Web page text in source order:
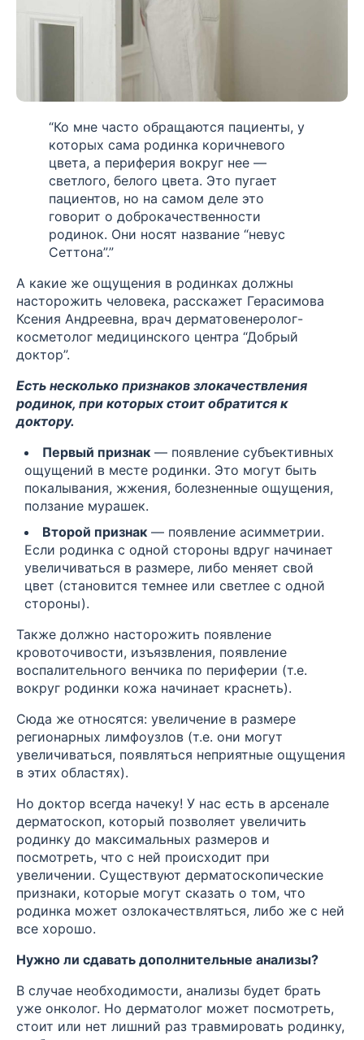
“Ко мне часто обращаются пациенты, у
которых сама родинка коричневого
цвета, а периферия вокруг нее —
светлого, белого цвета. Это пугает
пациентов, но на самом деле это
говорит о доброкачественности
родинок. Они носят название “невус
Сеттона”.”
А какие же ощущения в родинках должны
насторожить человека, расскажет Герасимова
Ксения Андреевна, врач дерматовенеролог-
косметолог медицинского центра “Добрый
доктор”.
Есть несколько признаков злокачествления
родинок, при которых стоит обратится к
доктору.
Первый признак — появление субъективных
ощущений в месте родинки. Это могут быть
покалывания, жжения, болезненные ощущения,
ползание мурашек.
Второй признак — появление асимметрии.
Если родинка с одной стороны вдруг начинает
увеличиваться в размере, либо меняет свой
цвет (становится темнее или светлее с одной
стороны).
Также должно насторожить появление
кровоточивости, изъязвления, появление
воспалительного венчика по периферии (т.е.
вокруг родинки кожа начинает краснеть).
Сюда же относятся: увеличение в размере
регионарных лимфоузлов (т.е. они могут
увеличиваться, появляться неприятные ощущения
в этих областях).
Но доктор всегда начеку! У нас есть в арсенале
дерматоскоп, который позволяет увеличить
родинку до максимальных размеров и
посмотреть, что с ней происходит при
увеличении. Существуют дерматоскопические
признаки, которые могут сказать о том, что
родинка может озлокачествляться, либо же с ней
все хорошо.
Нужно ли сдавать дополнительные анализы?
В случае необходимости, анализы будет брать
уже онколог. Но дерматолог может посмотреть,
стоит или нет лишний раз травмировать родинку,